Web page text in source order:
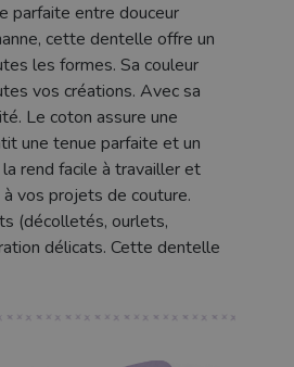
parfaite entre douceur
cette dentelle offre un
les formes. Sa couleur
vos créations. Avec sa
Le coton assure une
une tenue parfaite et un
rend facile à travailler et
vos projets de couture.
(décolletés, ourlets,
délicats. Cette dentelle